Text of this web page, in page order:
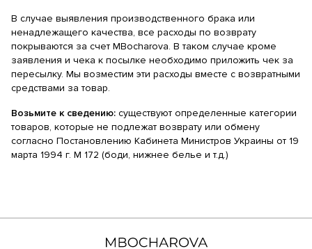
В случае выявления производственного брака или
ненадлежащего качества, все расходы по возврату
покрываются за счет MBocharova. В таком случае кроме
заявления и чека к посылке необходимо приложить чек за
пересылку. Мы возместим эти расходы вместе с возвратными
средствами за товар.
Возьмите к сведению: существуют определенные категории
товаров, которые не подлежат возврату или обмену
согласно Постановлению Кабинета Министров Украины от 19
марта 1994 г. М 172 (боди, нижнее белье и т.д.)